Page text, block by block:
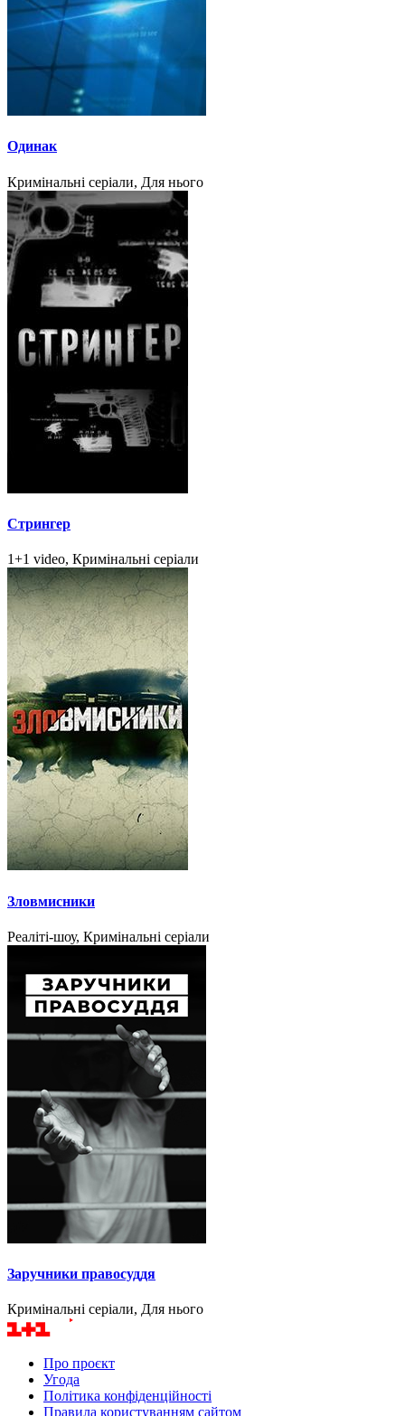
Одинак
Кримінальні серіали, Для нього
Стрингер
1+1 video, Кримінальні серіали
Зловмисники
Реаліті-шоу, Кримінальні серіали
Заручники правосуддя
Кримінальні серіали, Для нього
Про проєкт
Угода
Політика конфіденційності
Правила користуванням сайтом